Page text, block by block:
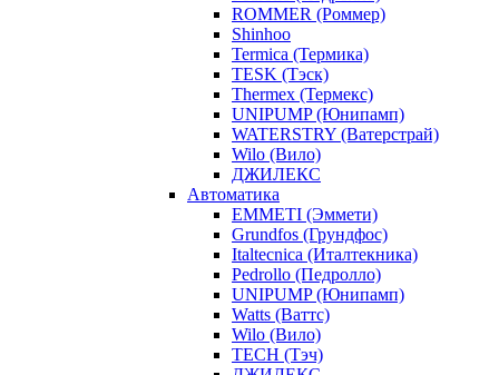
ROMMER (Роммер)
Shinhoo
Termica (Термика)
TESK (Тэск)
Thermex (Термекс)
UNIPUMP (Юнипамп)
WATERSTRY (Ватерстрай)
Wilo (Вило)
ДЖИЛЕКС
Автоматика
EMMETI (Эммети)
Grundfos (Грундфос)
Italtecnica (Италтекника)
Pedrollo (Педролло)
UNIPUMP (Юнипамп)
Watts (Ваттс)
Wilo (Вило)
TECH (Тэч)